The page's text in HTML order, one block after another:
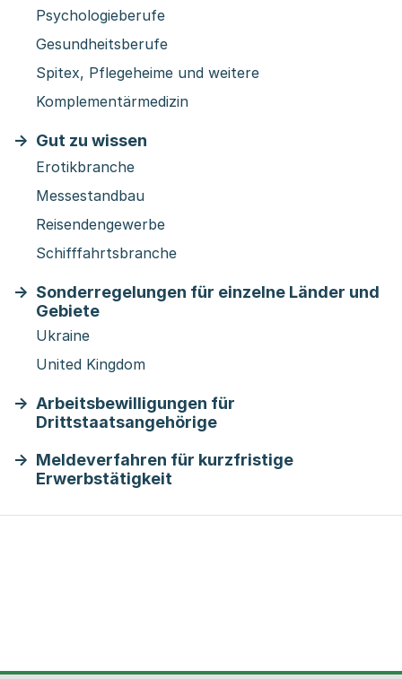
Psychologieberufe
Gesundheitsberufe
Spitex, Pflegeheime und weitere
Komplementärmedizin
Gut zu wissen
Erotikbranche
Messestandbau
Reisendengewerbe
Schifffahrtsbranche
Sonderregelungen für einzelne Länder und
Gebiete
Ukraine
United Kingdom
Arbeitsbewilligungen für
Drittstaatsangehörige
Meldeverfahren für kurzfristige
Erwerbstätigkeit